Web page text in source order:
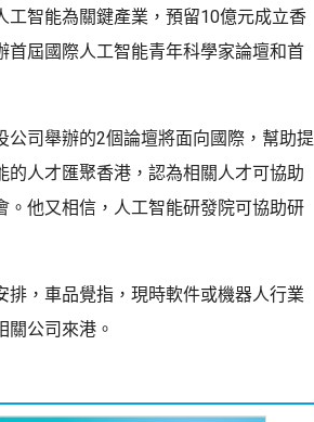
智能為關鍵產業，預留10億元成立香
屆國際人工智能青年科學家論壇和首
司舉辦的2個論壇將面向國際，幫助提
人才匯聚香港，認為相關人才可協助
他又相信，人工智能研發院可協助研
排，車品覺指，現時軟件或機器人行業
關公司來港。